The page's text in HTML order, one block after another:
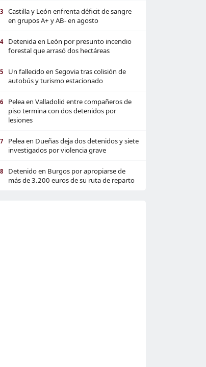
3
Castilla y León enfrenta déficit de sangre
en grupos A+ y AB- en agosto
4
Detenida en León por presunto incendio
forestal que arrasó dos hectáreas
5
Un fallecido en Segovia tras colisión de
autobús y turismo estacionado
6
Pelea en Valladolid entre compañeros de
piso termina con dos detenidos por
lesiones
7
Pelea en Dueñas deja dos detenidos y siete
investigados por violencia grave
8
Detenido en Burgos por apropiarse de
más de 3.200 euros de su ruta de reparto